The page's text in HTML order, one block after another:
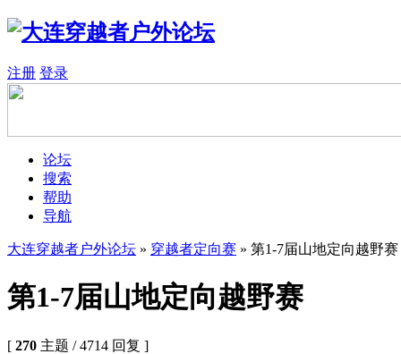
注册 登录
论坛
搜索
帮助
导航
大连穿越者户外论坛 » 穿越者定向赛 » 第1-7届山地定向越野赛
第1-7届山地定向越野赛
[ 270 主题 / 4714 回复 ]